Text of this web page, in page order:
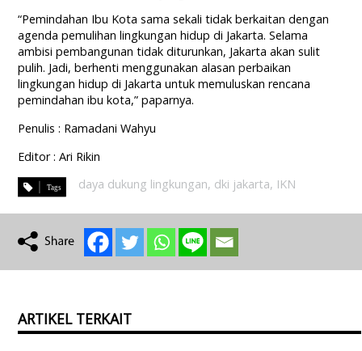
“Pemindahan Ibu Kota sama sekali tidak berkaitan dengan
agenda pemulihan lingkungan hidup di Jakarta. Selama
ambisi pembangunan tidak diturunkan, Jakarta akan sulit
pulih. Jadi, berhenti menggunakan alasan perbaikan
lingkungan hidup di Jakarta untuk memuluskan rencana
pemindahan ibu kota,” paparnya.
Penulis : Ramadani Wahyu
Editor : Ari Rikin
daya dukung lingkungan, dki jakarta, IKN
ARTIKEL TERKAIT